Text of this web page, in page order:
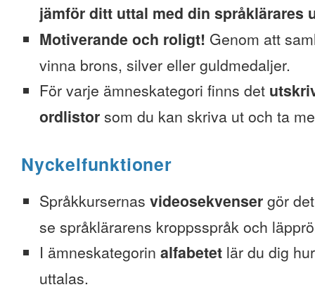
jämför ditt uttal med din språklärares
Motiverande och roligt! Genom att
vinna brons, silver eller guldmedaljer.
För varje ämneskategori finns det
ordlistor som du kan skriva ut och ta
Nyckelfunktioner
Språkkursernas videosekvenser gör
se språklärarens kroppsspråk och
I ämneskategorin alfabetet lär du dig
uttalas.